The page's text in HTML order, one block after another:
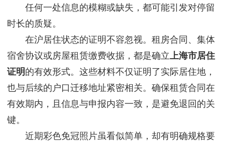
任何一处信息的模糊或缺失，都可能引发对停留
时长的质疑。
在沪居住状态的证明不容忽视。租房合同、集体
宿舍协议或房屋租赁缴费收据，都是确立上海市居住
证明 的有效形式。这些材料不仅证明了实际居住地，
也与后续的户口迁移地址紧密相关。确保租赁合同在
有效期内，且信息与申报内容一致，是避免退回的关
键。
近期彩色免冠照片虽看似简单，却有明确规格要